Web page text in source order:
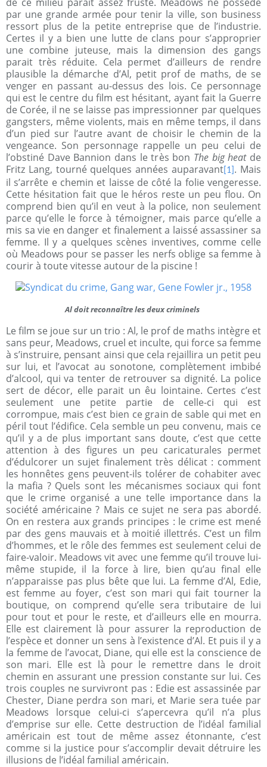
par une grande armée pour tenir la ville, son business
ressort plus de la petite entreprise que de l’industrie.
Certes il y a bien une lutte de clans pour s’approprier
une combine juteuse, mais la dimension des gangs
parait très réduite. Cela permet d’ailleurs de rendre
plausible la démarche d’Al, petit prof de maths, de se
venger en passant au-dessus des lois. Ce personnage
qui est le centre du film est hésitant, ayant fait la Guerre
de Corée, il ne se laisse pas impressionner par quelques
gangsters, même violents, mais en même temps, il dans
d’un pied sur l’autre avant de choisir le chemin de la
vengeance. Son personnage rappelle un peu celui de
l’obstiné Dave Bannion dans le très bon The big heat de
Fritz Lang, tourné quelques années auparavant [1] . Mais
il s’arrête e chemin et laisse de côté la folie vengeresse.
Cette hésitation fait que le héros reste un peu flou. On
comprend bien qu’il en veut à la police, non seulement
parce qu’elle le force à témoigner, mais parce qu’elle a
mis sa vie en danger et finalement a laissé assassiner sa
femme. Il y a quelques scènes inventives, comme celle
où Meadows pour se passer les nerfs oblige sa femme à
courir à toute vitesse autour de la piscine !
Al doit reconnaître les deux criminels
Le film se joue sur un trio : Al, le prof de maths intègre et
sans peur, Meadows, cruel et inculte, qui force sa femme
à s’instruire, pensant ainsi que cela rejaillira un petit peu
sur lui, et l’avocat au sonotone, complètement imbibé
d’alcool, qui va tenter de retrouver sa dignité. La police
sert de décor, elle parait un êu lointaine. Certes c’est
seulement une petite partie de celle-ci qui est
corrompue, mais c’est bien ce grain de sable qui met en
péril tout l’édifice. Cela semble un peu convenu, mais ce
qu’il y a de plus important sans doute, c’est que cette
attention à des figures un peu caricaturales permet
d’édulcorer un sujet finalement très délicat : comment
les honnêtes gens peuvent-ils tolérer de cohabiter avec
la mafia ? Quels sont les mécanismes sociaux qui font
que le crime organisé a une telle importance dans la
société américaine ? Mais ce sujet ne sera pas abordé.
On en restera aux grands principes : le crime est mené
par des gens mauvais et à moitié illettrés. C’est un film
d’hommes, et le rôle des femmes est seulement celui de
faire-valoir. Meadows vit avec une femme qu’il trouve lui-
même stupide, il la force à lire, bien qu’au final elle
n’apparaisse pas plus bête que lui. La femme d’Al, Edie,
est femme au foyer, c’est son mari qui fait tourner la
boutique, on comprend qu’elle sera tributaire de lui
pour tout et pour le reste, et d’ailleurs elle en mourra.
Elle est clairement là pour assurer la reproduction de
l’espèce et donner un sens à l’existence d’Al. Et puis il y a
la femme de l’avocat, Diane, qui elle est la conscience de
son mari. Elle est là pour le remettre dans le droit
chemin en assurant une pression constante sur lui. Ces
trois couples ne survivront pas : Edie est assassinée par
Chester, Diane perdra son mari, et Marie sera tuée par
Meadows lorsque celui-ci s’apercevra qu’il n’a plus
d’emprise sur elle. Cette destruction de l’idéal familial
américain est tout de même assez étonnante, c’est
comme si la justice pour s’accomplir devait détruire les
illusions de l’idéal familial américain.